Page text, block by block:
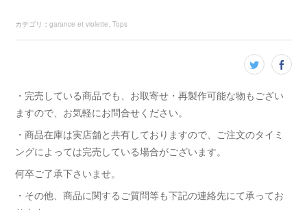
カテゴリ ：garance et violette Tops
・完売している商品でも、お取寄せ・再製作可能な物もござい
ますので、お気軽にお問合せください。
・商品在庫は実店舗と共有しておりますので、ご注文のタイミ
ングによっては完売している場合がございます。
何卒ご了承下さいませ。
・その他、商品に関するご質問等も下記の連絡先にて承ってお